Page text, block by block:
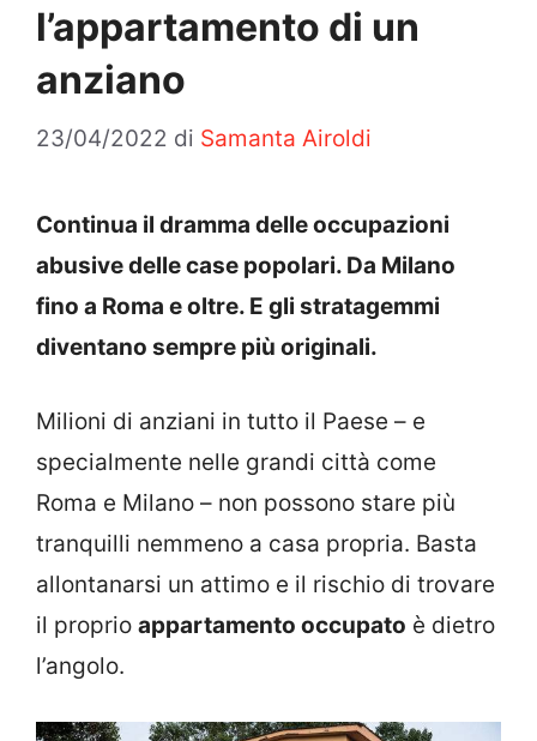
l’appartamento di un
anziano
23/04/2022 di Samanta Airoldi
Continua il dramma delle occupazioni
abusive delle case popolari. Da Milano
fino a Roma e oltre. E gli stratagemmi
diventano sempre più originali.
Milioni di anziani in tutto il Paese – e
specialmente nelle grandi città come
Roma e Milano – non possono stare più
tranquilli nemmeno a casa propria. Basta
allontanarsi un attimo e il rischio di trovare
il proprio appartamento occupato è dietro
l’angolo.